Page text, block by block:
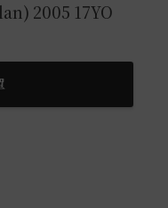
2005 17YO